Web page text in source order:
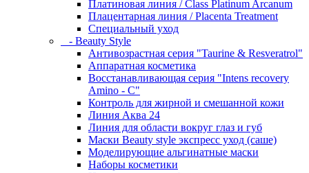
Платиновая линия / Class Platinum Arcanum
Плацентарная линия / Placenta Treatment
Специальный уход
- Beauty Style
Антивозрастная серия "Taurine & Resveratrol"
Аппаратная косметика
Восстанавливающая серия "Intens recovery
Amino - C"
Контроль для жирной и смешанной кожи
Линия Аква 24
Линия для области вокруг глаз и губ
Маски Beauty style экспресс уход (саше)
Моделирующие альгинатные маски
Наборы косметики